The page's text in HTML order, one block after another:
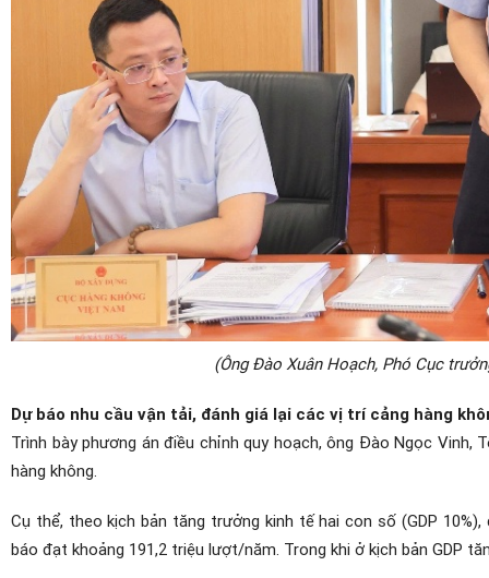
(Ông Đào Xuân Hoạch, Phó Cục
Dự báo nhu cầu vận tải, đánh giá lại các vị trí cảng hàng
Trình bày phương án điều chỉnh quy hoạch, ông Đào Ngọc
hàng không.
Cụ thể, theo kịch bản tăng trưởng kinh tế hai con số (GDP
báo đạt khoảng 191,2 triệu lượt/năm. Trong khi ở kịch bản GDP